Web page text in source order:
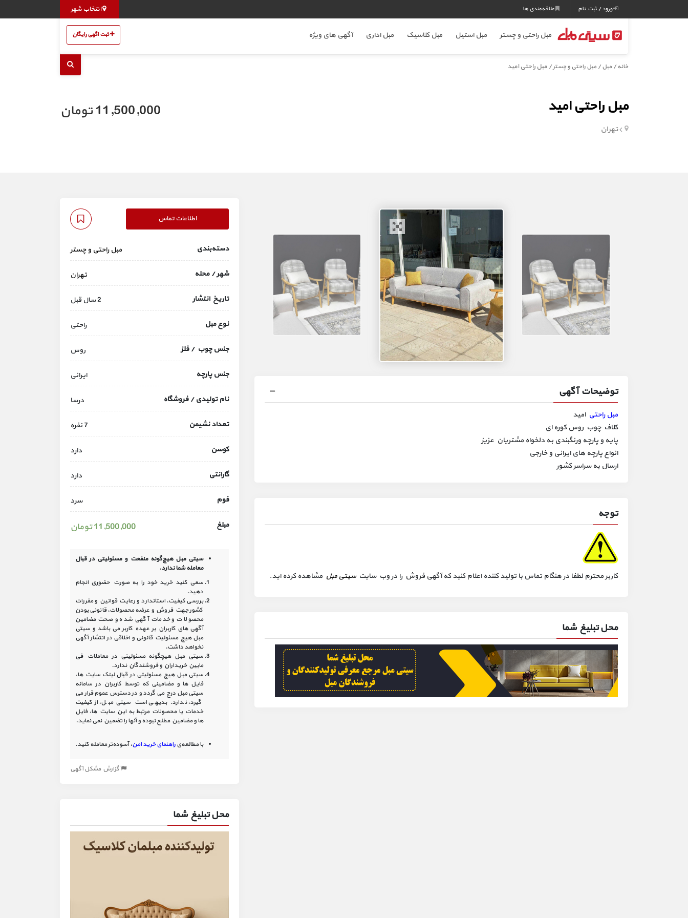
انتخاب شهر ورود / ثبت نام علاقه‌مندی ها
مبل راحتی و چستر مبل استیل مبل کلاسیک مبل اداری آگهی های ویژه ثبت اگهی رایگان
خانه / مبل/ مبل راحتی و چستر/ مبل راحتی امید
مبل راحتی امید
تهران
11,500,000 تومان
توضیحات آگهی
مبل راحتی امید
کلاف چوب روس کوره ای
پایه و پارچه ورنگبندی به دلخواه مشتریان عزیز
انواع پارچه های ایرانی و خارجی
ارسال‌ به سراسر کشور
توجه
کاربر محترم لطفا در هنگام تماس با تولید کننده اعلام کنید که آگهی فروش را در وب سایتسیتی مبل مشاهده کرده اید.
محل تبلیغ شما
اطلاعات تماس
دسته‌بندی مبل راحتی و چستر
شهر / محله تهران
تاریخ انتشار 2 سال قبل
نوع مبل راحتی
جنس چوب / فلز روس
جنس پارچه ایرانی
نام تولیدی / فروشگاه درسا
تعداد نشیمن 7 نفره
کوسن دارد
گارانتی دارد
فوم سرد
مبلغ 11,500,000 تومان
سیتی مبل هیچ‌گونه منفعت و مسئولیتی درقبال
معامله شما ندارد.
سعی کنید خرید خود را به صورت حضوری انجام
دهید.
بررسی کیفیت، استاندارد و رعایت قوانین و مقررات
کشور جهت فروش و عرضه محصولات، قانونی بودن
محصولات و خدمات آگهی شده و صحت مضامین
آگهی‏ های کاربران بر عهده کاربر می باشد و سیتی
مبل هیچ مسئولیت قانونی و اخلاقی در انتشار آگهی
نخواهد داشت.
سیتی مبل هیچگونه مسئولیتی در معاملات فی
مابین خریداران و فروشندگان ندارد.
سیتی مبل هیچ مسئولیتی در قبال لینک‏ سایت ‏ها،
فایل ‏ها و مضامینی که توسط کاربران در سامانه‏
سیتی مبل درج می گردد و در دسترس عموم قرار می
گیرد، ندارد. بدیهی است سیتی مبل، از کیفیت
خدمات یا محصولات مرتبط به این سایت‏ ها، فایل
ها و مضامین مطلع نبوده و آنها را تضمین نمی نماید.
با مطالعه‌یراهنمای خرید امن، آسوده‌تر معامله کنید.
گزارش مشکل آگهی
محل تبلیغ شما